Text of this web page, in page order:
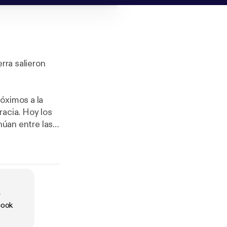
salieron
a la
Hoy los
entre las
y
de la